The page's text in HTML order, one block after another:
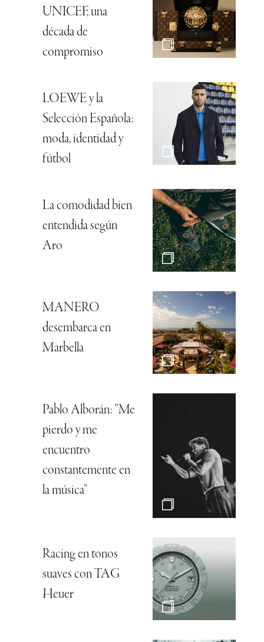
UNICEF, una
década de
compromiso
LOEWE y la
Selección Española:
moda, identidad y
fútbol
La comodidad bien
entendida según
Aro
MANERO
desembarca en
Marbella
Pablo Alborán: “Me
pierdo y me
encuentro
constantemente en
la música”
Racing en tonos
suaves con TAG
Heuer